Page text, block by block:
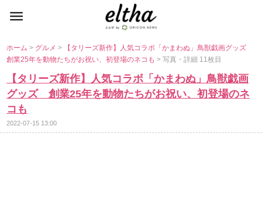
ホーム> グルメ>
【タリーズ新作】人気コラボ「かまわぬ」鳥獣戯画グッズ
創業25年を動物たちがお祝い、初登場のネコも> 写真・詳細 11枚目
【タリーズ新作】人気コラボ「かまわぬ」鳥獣戯画
グッズ 創業25年を動物たちがお祝い、初登場のネ
コも
2022-07-15 13:00